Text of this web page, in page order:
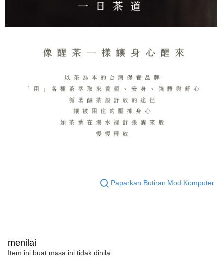
Paparkan Butiran Mod Komputer
menilai
Item ini buat masa ini tidak dinilai